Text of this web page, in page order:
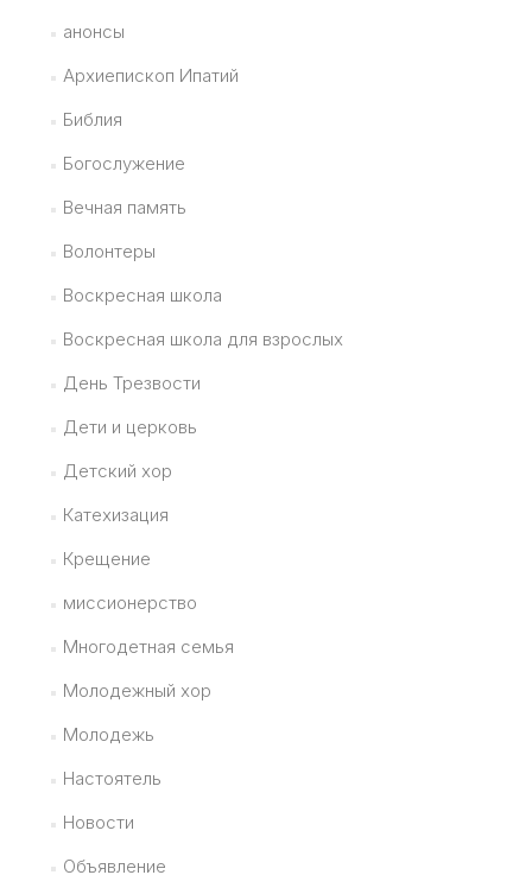
анонсы
Архиепископ Ипатий
Библия
Богослужение
Вечная память
Волонтеры
Воскресная школа
Воскресная школа для взрослых
День Трезвости
Дети и церковь
Детский хор
Катехизация
Крещение
миссионерство
Многодетная семья
Молодежный хор
Молодежь
Настоятель
Новости
Объявление